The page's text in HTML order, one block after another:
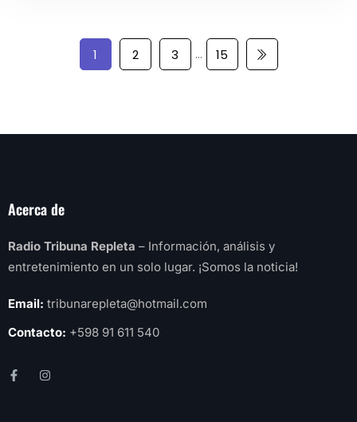
1 2 3 … 15
Acerca de
Radio Tribuna Repleta – Información, análisis y
entretenimiento en un solo lugar. ¡Somos la noticia!
Email: tribunarepleta@hotmail.com
Contacto: +598 91 611 540